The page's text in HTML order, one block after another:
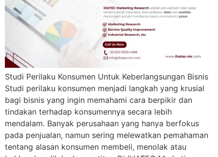
Studi Perilaku Konsumen Untuk Keberlangsungan Bisnis
Studi perilaku konsumen menjadi langkah yang krusial
bagi bisnis yang ingin memahami cara berpikir dan
tindakan terhadap konsumennya secara lebih
mendalam. Banyak perusahaan yang hanya berfokus
pada penjualan, namun sering melewatkan pemahaman
tentang alasan konsumen membeli, menolak atau